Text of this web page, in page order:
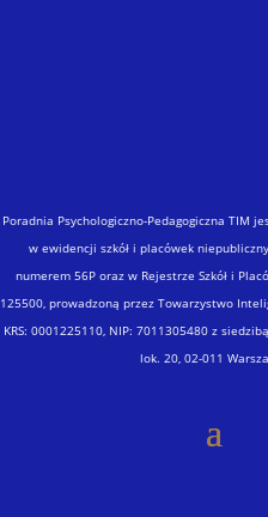
Poradnia Psychologiczno-Pedagogiczna TIM
w ewidencji szkół i placówek
numerem 56P oraz w Rejestrze Szkół i
125500, prowadzoną przez Towarzystwo
KRS: 0001225110, NIP: 7011305480 z
lok. 20, 02-011